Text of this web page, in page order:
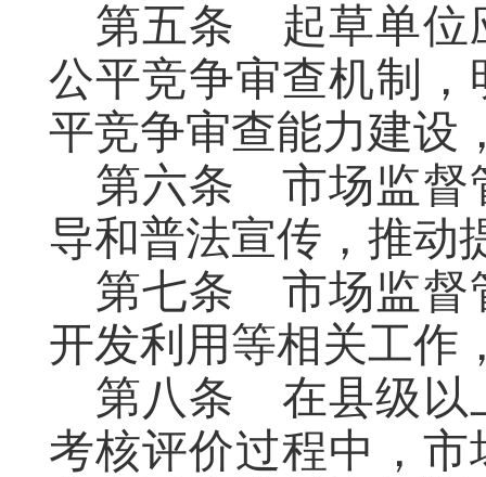
第五条
起草单位
公平竞争审查机制
平竞争审查能力建设
第六条
市场监督
导和普法宣传，推动
第七条
市场监督
开发利用等相关工作
第八条
在县级以
考核评价过程中，